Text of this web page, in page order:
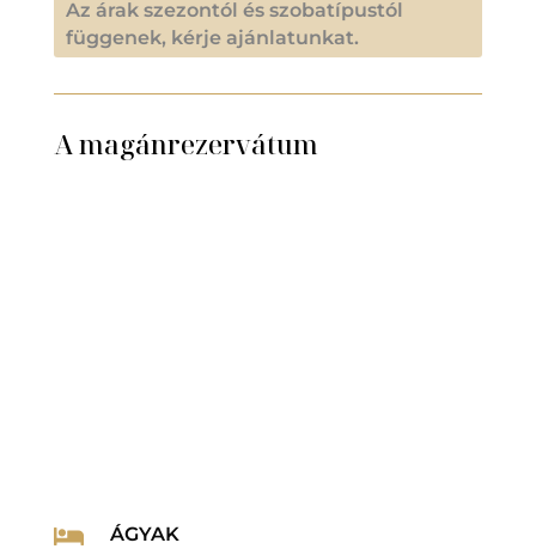
Az árak szezontól és szobatípustól
függenek, kérje ajánlatunkat.
A magánrezervátum
 ÁGYAK